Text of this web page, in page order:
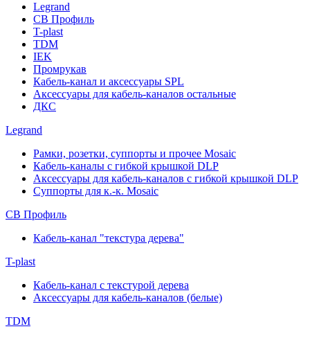
Legrand
СВ Профиль
T-plast
TDM
IEK
Промрукав
Кабель-канал и аксессуары SPL
Аксессуары для кабель-каналов остальные
ДКС
Legrand
Рамки, розетки, суппорты и прочее Mosaic
Кабель-каналы с гибкой крышкой DLP
Аксессуары для кабель-каналов с гибкой крышкой DLP
Суппорты для к.-к. Mosaic
СВ Профиль
Кабель-канал "текстура дерева"
T-plast
Кабель-канал с текстурой дерева
Аксессуары для кабель-каналов (белые)
TDM